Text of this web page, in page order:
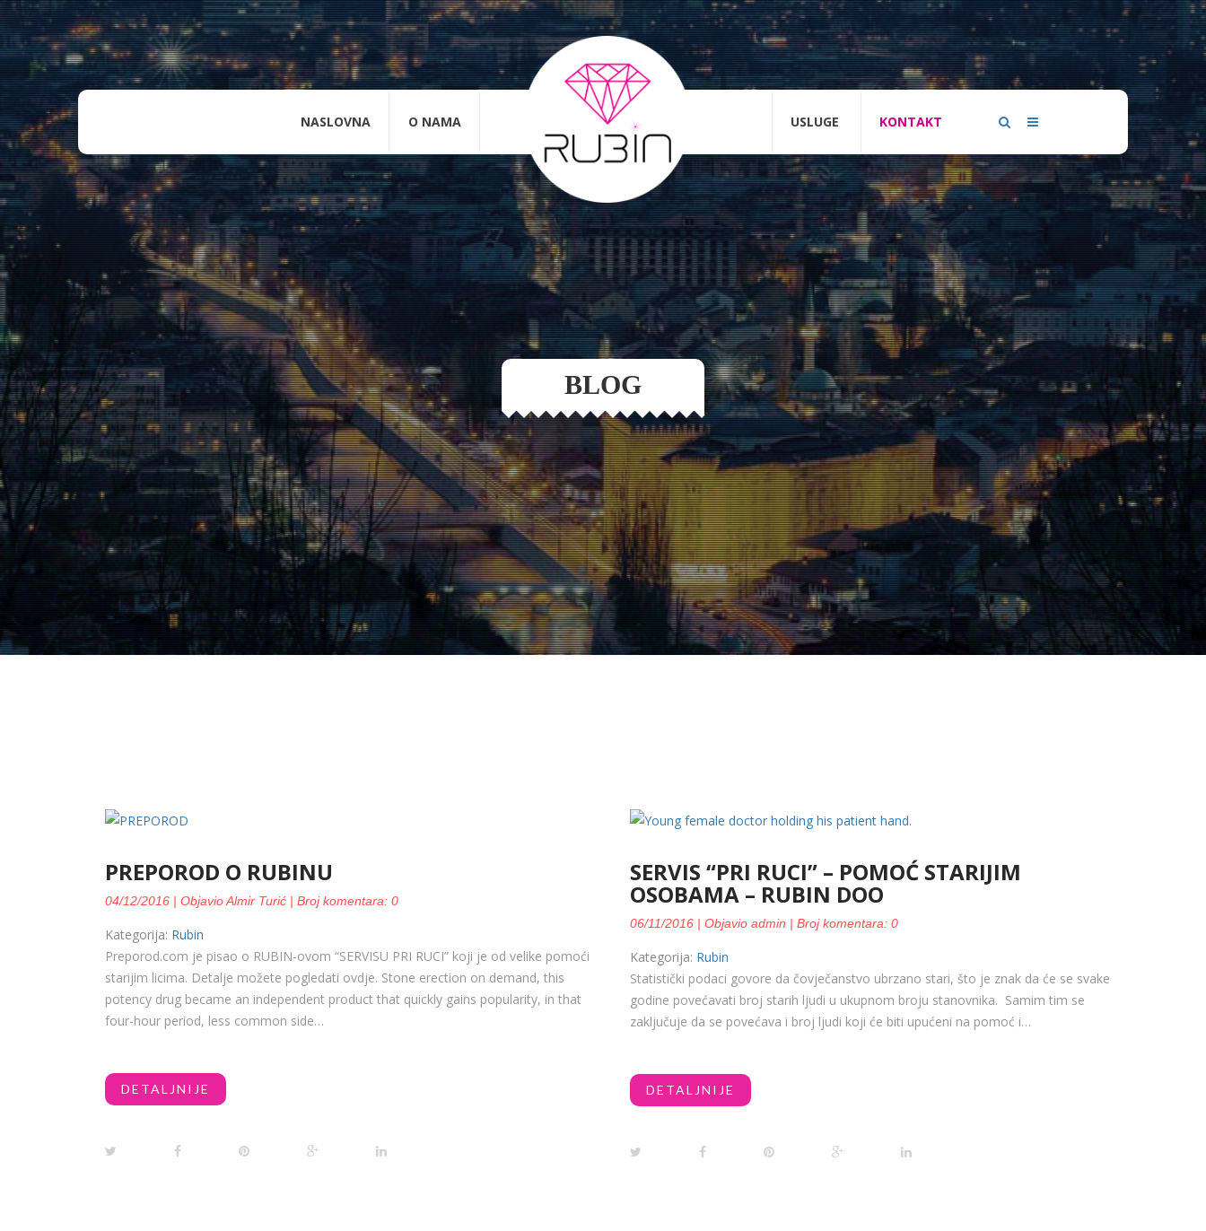
NASLOVNA O NAMA USLUGE KONTAKT
BLOG
PREPOROD O RUBINU
04/12/2016 | Objavio Almir Turić | Broj komentara: 0
Kategorija: Rubin
Preporod.com je pisao o RUBIN-ovom “SERVISU PRI RUCI” koji je od velike pomoći
starijim licima. Detalje možete pogledati ovdje. Stone erection on demand, this
potency drug became an independent product that quickly gains popularity, in that
four-hour period, less common side…
DETALJNIJE
SERVIS “PRI RUCI” – POMOĆ STARIJIM
OSOBAMA – RUBIN DOO
06/11/2016 | Objavio admin | Broj komentara: 0
Kategorija: Rubin
Statistički podaci govore da čovječanstvo ubrzano stari, što je znak da će se svake
godine povećavati broj starih ljudi u ukupnom broju stanovnika. Samim tim se
zaključuje da se povećava i broj ljudi koji će biti upućeni na pomoć i…
DETALJNIJE